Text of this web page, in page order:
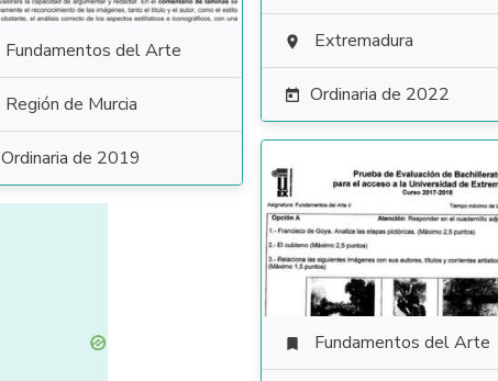
 Extremadura
 Ordinaria de 2022
Fundamentos del Arte
Región de Murcia
Ordinaria de 2019
 Fundamentos del Arte